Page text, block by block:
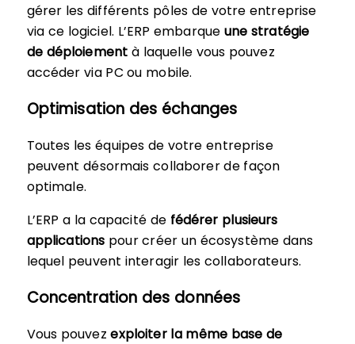
gérer les différents pôles de votre entreprise
via ce logiciel. L’ERP embarque une stratégie
de déploiement à laquelle vous pouvez
accéder via PC ou mobile.
Optimisation des échanges
Toutes les équipes de votre entreprise
peuvent désormais collaborer de façon
optimale.
L’ERP a la capacité de fédérer plusieurs
applications pour créer un écosystème dans
lequel peuvent interagir les collaborateurs.
Concentration des données
Vous pouvezexploiter la même base de